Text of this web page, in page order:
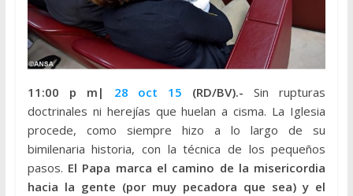
11:00 p m| 28 oct 15 (RD/BV).-Sin rupturas
doctrinales ni herejías que huelan a cisma. La Iglesia
procede, como siempre hizo a lo largo de su
bimilenaria historia, con la técnica de los pequeños
pasos. El Papa marca el camino de la misericordia
hacia la gente (por muy pecadora que sea) y el